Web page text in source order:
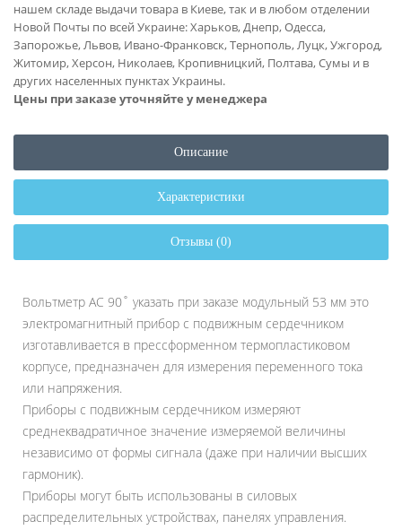
нашем складе выдачи товара в Киеве, так и в любом отделении
Новой Почты по всей Украине: Харьков, Днепр, Одесса,
Запорожье, Львов, Ивано-Франковск, Тернополь, Луцк, Ужгород,
Житомир, Херсон, Николаев, Кропивницкий, Полтава, Сумы и в
других населенных пунктах Украины.
Цены при заказе уточняйте у менеджера
Описание
Характеристики
Отзывы (0)
Вольтметр AC 90˚ указать при заказе модульный 53 мм это
электромагнитный прибор с подвижным сердечником
изготавливается в прессформенном термопластиковом
корпусе, предназначен для измерения переменного тока
или напряжения.
Приборы с подвижным сердечником измеряют
среднеквадратичное значение измеряемой величины
независимо от формы сигнала (даже при наличии высших
гармоник).
Приборы могут быть использованы в силовых
распределительных устройствах, панелях управления.